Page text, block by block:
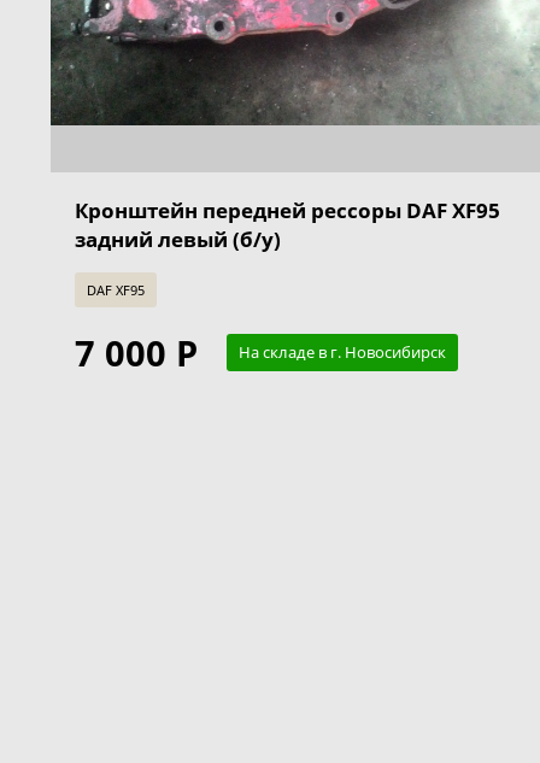
Кронштейн передней рессоры DAF XF95
задний левый (б/у)
DAF XF95
7 000 Р На складе в г. Новосибирск